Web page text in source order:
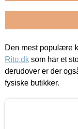
Den mest populære
Rito.dk som har et
derudover er der
fysiske butikker.